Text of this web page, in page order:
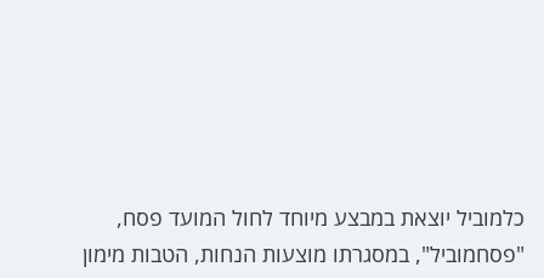
כלמוביל יוצאת במבצע מיוחד לחול המועד פסח,
"פסחמוביל", במסגרתו מוצעות הנחות, הטבות מימון